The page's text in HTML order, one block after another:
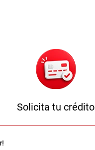
Solicita tu crédito